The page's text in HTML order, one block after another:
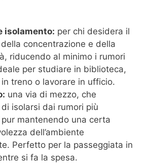
isolamento: per chi desidera il
concentrazione e della
riducendo al minimo i rumori
per studiare in biblioteca,
treno o lavorare in ufficio.
una via di mezzo, che
isolarsi dai rumori più
mantenendo una certa
dell’ambiente
Perfetto per la passeggiata in
si fa la spesa.